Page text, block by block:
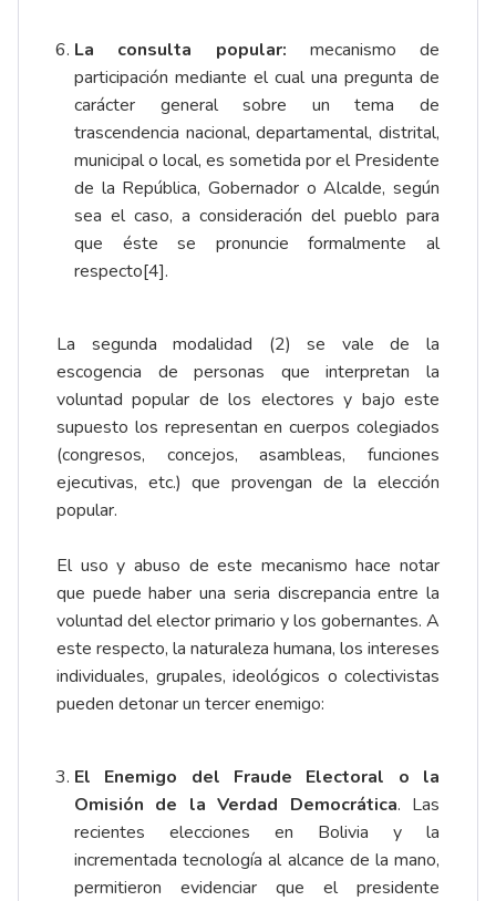
La consulta popular: mecanismo de
participación mediante el cual una pregunta de
carácter general sobre un tema de
trascendencia nacional, departamental, distrital,
municipal o local, es sometida por el Presidente
de la República, Gobernador o Alcalde, según
sea el caso, a consideración del pueblo para
que éste se pronuncie formalmente al
respecto[4].
La segunda modalidad (2) se vale de la
escogencia de personas que interpretan la
voluntad popular de los electores y bajo este
supuesto los representan en cuerpos colegiados
(congresos, concejos, asambleas, funciones
ejecutivas, etc.) que provengan de la elección
popular.
El uso y abuso de este mecanismo hace notar
que puede haber una seria discrepancia entre la
voluntad del elector primario y los gobernantes. A
este respecto, la naturaleza humana, los intereses
individuales, grupales, ideológicos o colectivistas
pueden detonar un tercer enemigo:
El Enemigo del Fraude Electoral o la
Omisión de la Verdad Democrática. Las
recientes elecciones en Bolivia y la
incrementada tecnología al alcance de la mano,
permitieron evidenciar que el presidente